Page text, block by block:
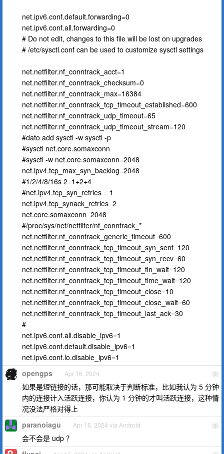
net.ipv6.conf.default.forwarding=0
net.ipv6.conf.all.forwarding=0
# Do not edit, changes to this file will be lost on upgrades
# /etc/sysctl.conf can be used to customize sysctl settings
net.netfilter.nf_conntrack_acct=1
net.netfilter.nf_conntrack_checksum=0
net.netfilter.nf_conntrack_max=16384
net.netfilter.nf_conntrack_tcp_timeout_established=600
net.netfilter.nf_conntrack_udp_timeout=65
net.netfilter.nf_conntrack_udp_timeout_stream=120
#dato add sysctl -w sysctl -p
#sysctl net.core.somaxconn
#sysctl -w net.core.somaxconn=2048
net.ipv4.tcp_max_syn_backlog=2048
#1/2/4/8/16s 2=1+2+4
#net.ipv4.tcp_syn_retries = 1
net.ipv4.tcp_synack_retries=2
net.core.somaxconn=2048
#/proc/sys/net/netfilter/nf_conntrack_*
net.netfilter.nf_conntrack_generic_timeout=600
net.netfilter.nf_conntrack_tcp_timeout_syn_sent=120
net.netfilter.nf_conntrack_tcp_timeout_syn_recv=60
net.netfilter.nf_conntrack_tcp_timeout_fin_wait=120
net.netfilter.nf_conntrack_tcp_timeout_time_wait=120
net.netfilter.nf_conntrack_tcp_timeout_close=10
net.netfilter.nf_conntrack_tcp_timeout_close_wait=60
net.netfilter.nf_conntrack_tcp_timeout_last_ack=30
#
net.ipv6.conf.all.disable_ipv6=1
net.ipv6.conf.default.disable_ipv6=1
net.ipv6.conf.lo.disable_ipv6=1
2
opengps Apr 16, 2024
如果是短链接的话，那可能取决于判断标准，比如我认为 5 分钟
内的连接计入活跃连接，你认为 1 分钟的才叫活跃连接，这种情
况没法严格对得上
3
paranoiagu Apr 16, 2024 via Android
会不会是 udp ？